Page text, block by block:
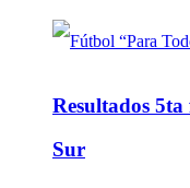
Resultados
Sur